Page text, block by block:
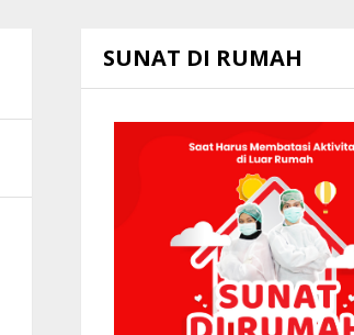
SUNAT DI RUMAH